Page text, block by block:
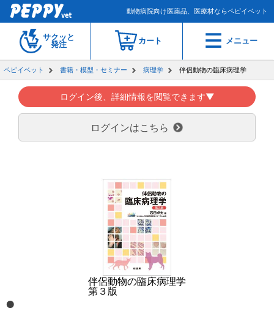
動物病院向け医薬品、医療材ならペピイベット
サクッと
発注
カート メニュー
ペピイベット 書籍・模型・セミナー 病理学 伴侶動物の臨床病理学
ログイン後、詳細情報を閲覧できます▼
ログインはこちら
伴侶動物の臨床病理学
第３版